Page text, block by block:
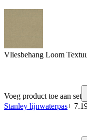
Vliesbehang Loom
Voeg product toe aan set
Stanley lijnwaterpas+